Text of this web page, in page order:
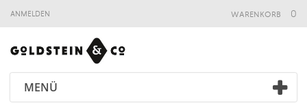
anmelden
MENÜ
warenkorb 0